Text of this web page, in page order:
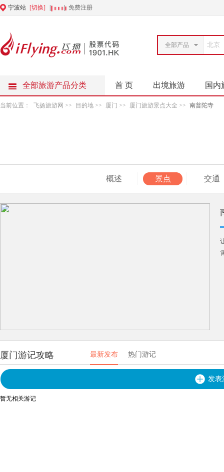
宁波站 [切换] | 免费注册
全部产品
全部旅游产品分类 首 页 出境旅游 国内
当前位置： 飞扬旅游网 >> 目的地 >> 厦门 >> 厦门旅游景点大全 >> 南普陀寺
概述 景点 交通
厦门游记攻略 最新发布 热门游记
发表
暂无相关游记